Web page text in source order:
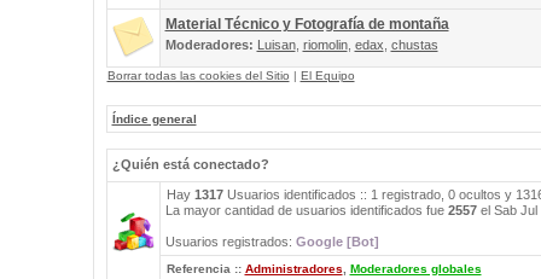
Material Técnico y Fotografía de montaña
Moderadores: Luisan, riomolin, edax chustas
Borrar todas las cookies del Sitio | El Equipo
Índice general
¿Quién está conectado?
Hay 1317Usuarios identificados :: 1 registrado, 0 ocultos y
La mayor cantidad de usuarios identificados fue 2557el Sab Jul
Usuarios registrados: Google [Bot]
Referencia :: Administradores Moderadores globales